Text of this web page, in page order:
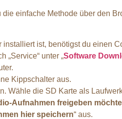
die einfache Methode über den
ist, benötigst du einen
„Service“ unter „Software
Kippschalter aus.
Wähle die SD Karte als
Aufnahmen freigeben
hier speichern“ aus.